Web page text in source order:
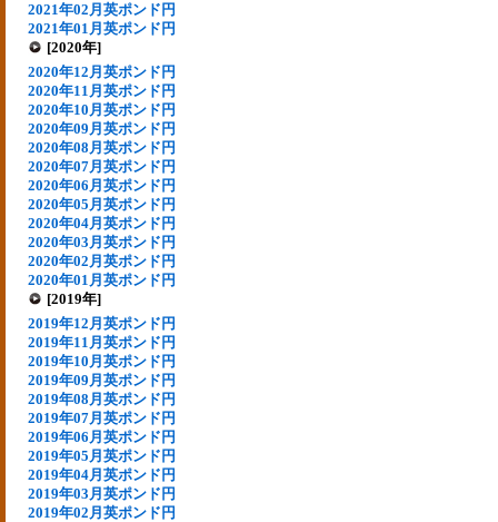
2021年02月英ポンド円
2021年01月英ポンド円
[2020年]
2020年12月英ポンド円
2020年11月英ポンド円
2020年10月英ポンド円
2020年09月英ポンド円
2020年08月英ポンド円
2020年07月英ポンド円
2020年06月英ポンド円
2020年05月英ポンド円
2020年04月英ポンド円
2020年03月英ポンド円
2020年02月英ポンド円
2020年01月英ポンド円
[2019年]
2019年12月英ポンド円
2019年11月英ポンド円
2019年10月英ポンド円
2019年09月英ポンド円
2019年08月英ポンド円
2019年07月英ポンド円
2019年06月英ポンド円
2019年05月英ポンド円
2019年04月英ポンド円
2019年03月英ポンド円
2019年02月英ポンド円